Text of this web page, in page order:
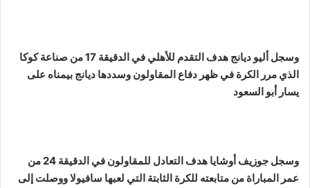
وسجل أليو ديانج هدف التقدم للأهلي في الدقيقة 17 من صناعة كوكا
الذي مرر الكرة في ظهر دفاع المقاولون وسددها ديانج بيمناه على
يسار أبو السعود
وسجل جوزيف أوشايا هدف التعادل للمقاولون في الدقيقة 24 من
عمر المباراة من متابعته للكرة الثابتة التي لعبها سافيولا ووصلت إلى